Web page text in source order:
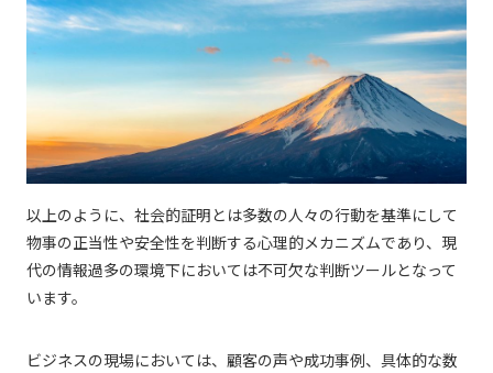
以上のように、社会的証明とは多数の人々の行動を基準にして
物事の正当性や安全性を判断する心理的メカニズムであり、現
代の情報過多の環境下においては不可欠な判断ツールとなって
います。
ビジネスの現場においては、顧客の声や成功事例、具体的な数